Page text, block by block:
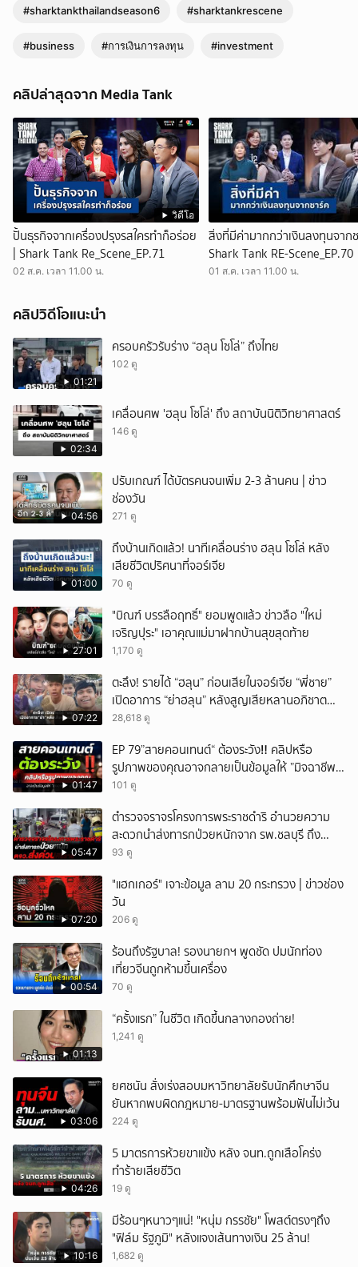
#sharktankthailandseason6 #sharktankrescene
#business #การเงินการลงทุน #investment
คลิปล่าสุดจาก Media Tank
วิดีโอ
ปั้นธุรกิจจากเครื่องปรุงรสใครทำก็อร่อย
| Shark Tank Re_Scene_EP.71
02 ส.ค. เวลา 11.00 น.
สิ่งที่มีค่ามากกว่าเงินลงทุนจาก
Shark Tank RE-Scene_EP.70
01 ส.ค. เวลา 11.00 น.
คลิปวิดีโอแนะนำ
01:21
ครอบครัวรับร่าง “ฮลุน โซโล่” ถึงไทย
102 ดู
02:34
เคลื่อนศพ 'ฮลุน โซโล่' ถึง สถาบันนิติวิทยาศาสตร์
146 ดู
04:56
ปรับเกณฑ์ ได้บัตรคนจนเพิ่ม 2-3 ล้านคน | ข่าว
ช่องวัน
271 ดู
01:00
ถึงบ้านเกิดแล้ว! นาทีเคลื่อนร่าง ฮลุน โซโล่ หลัง
เสียชีวิตปริศนาที่จอร์เจีย
70 ดู
27:01
"บิณฑ์ บรรลือฤทธิ์" ยอมพูดแล้ว ข่าวลือ "ใหม่
เจริญปุระ" เอาคุณแม่มาฝากบ้านสุขสุดท้าย
1,170 ดู
07:22
ตะลึง! รายได้ “ฮลุน” ก่อนเสียในจอร์เจีย “พี่ชาย”
เปิดอาการ “ย่าฮลุน” หลังสูญเสียหลานอภิชาต
บุตร!
28,618 ดู
01:47
EP 79”สายคอนเทนต์“ ต้องระวัง‼️ คลิปหรือ
รูปภาพของคุณอาจกลายเป็นข้อมูลให้ ”มิจฉาชีพ“
นำไปใช้ได้
101 ดู
05:47
ตำรวจจราจรโครงการพระราชดำริ อำนวยความ
สะดวกนำส่งทารกป่วยหนักจาก รพ.ชลบุรี ถึง
รพ.ศิริราช
93 ดู
07:20
"แฮกเกอร์" เจาะข้อมูล ลาม 20 กระทรวง | ข่าวช่อง
วัน
206 ดู
00:54
ร้อนถึงรัฐบาล! รองนายกฯ พูดชัด ปมนักท่อง
เที่ยวจีนถูกห้ามขึ้นเครื่อง
70 ดู
01:13
“ครั้งแรก” ในชีวิต เกิดขึ้นกลางกองถ่าย!
1,241 ดู
03:06
ยศชนัน สั่งเร่งสอบมหาวิทยาลัยรับนักศึกษาจีน
ยันหากพบผิดกฎหมาย-มาตรฐานพร้อมฟันไม่เว้น
224 ดู
04:26
5 มาตรการห้วยขาแข้ง หลัง จนท.ถูกเสือโคร่ง
ทำร้ายเสียชีวิต
19 ดู
10:16
มีร้อนๆหนาวๆแน่! "หนุ่ม กรรชัย" โพสต์ตรงๆถึง
"ฟิล์ม รัฐภูมิ" หลังแจงเส้นทางเงิน 25 ล้าน!
1,682 ดู